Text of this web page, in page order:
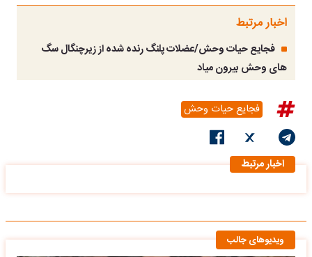
اخبار مرتبط
فجایع حیات وحش/عضلات پلنگ رنده شده از زیرچنگال سگ
های وحش بیرون میاد
فجایع حیات وحش
اخبار مرتبط
ویدیوهای جالب